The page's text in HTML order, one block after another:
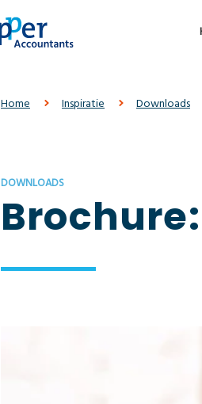
Home Inspiratie Downloads
DOWNLOADS